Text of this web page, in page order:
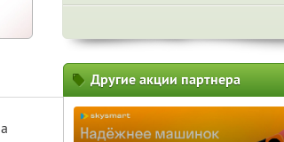
Другие акции партнера